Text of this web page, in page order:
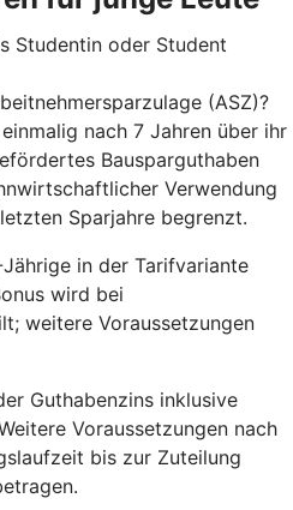
Studentin oder Student
(ASZ)?
nach 7 Jahren über ihr
Bausparguthaben
Verwendung
Sparjahre begrenzt.
in der Tarifvariante
wird bei
weitere Voraussetzungen
Guthabenzins inklusive
Voraussetzungen nach
bis zur Zuteilung